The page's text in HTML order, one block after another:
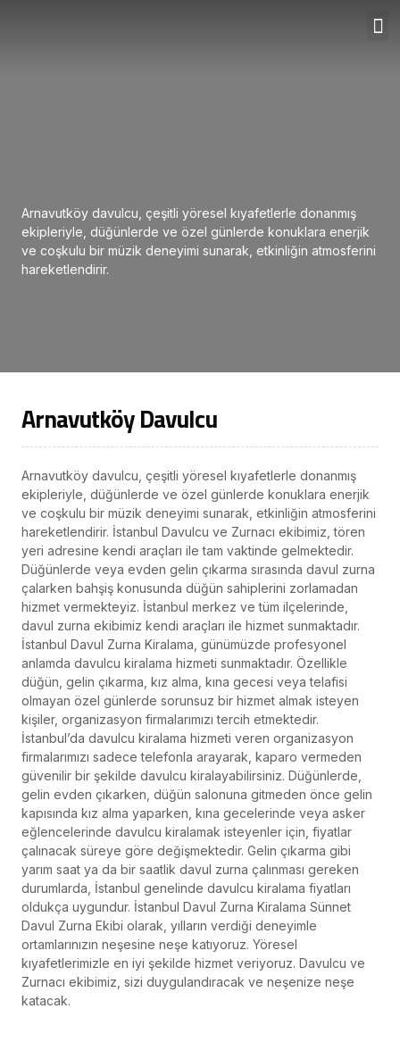
Arnavutköy davulcu, çeşitli yöresel kıyafetlerle donanmış
ekipleriyle, düğünlerde ve özel günlerde konuklara enerjik
ve coşkulu bir müzik deneyimi sunarak, etkinliğin atmosferini
hareketlendirir.
Arnavutköy Davulcu
Arnavutköy davulcu, çeşitli yöresel kıyafetlerle donanmış
ekipleriyle, düğünlerde ve özel günlerde konuklara enerjik
ve coşkulu bir müzik deneyimi sunarak, etkinliğin atmosferini
hareketlendirir. İstanbul Davulcu ve Zurnacı ekibimiz, tören
yeri adresine kendi araçları ile tam vaktinde gelmektedir.
Düğünlerde veya evden gelin çıkarma sırasında davul zurna
çalarken bahşiş konusunda düğün sahiplerini zorlamadan
hizmet vermekteyiz. İstanbul merkez ve tüm ilçelerinde,
davul zurna ekibimiz kendi araçları ile hizmet sunmaktadır.
İstanbul Davul Zurna Kiralama, günümüzde profesyonel
anlamda davulcu kiralama hizmeti sunmaktadır. Özellikle
düğün, gelin çıkarma, kız alma, kına gecesi veya telafisi
olmayan özel günlerde sorunsuz bir hizmet almak isteyen
kişiler, organizasyon firmalarımızı tercih etmektedir.
İstanbul’da davulcu kiralama hizmeti veren organizasyon
firmalarımızı sadece telefonla arayarak, kaparo vermeden
güvenilir bir şekilde davulcu kiralayabilirsiniz. Düğünlerde,
gelin evden çıkarken, düğün salonuna gitmeden önce gelin
kapısında kız alma yaparken, kına gecelerinde veya asker
eğlencelerinde davulcu kiralamak isteyenler için, fiyatlar
çalınacak süreye göre değişmektedir. Gelin çıkarma gibi
yarım saat ya da bir saatlik davul zurna çalınması gereken
durumlarda, İstanbul genelinde davulcu kiralama fiyatları
oldukça uygundur. İstanbul Davul Zurna Kiralama Sünnet
Davul Zurna Ekibi olarak, yılların verdiği deneyimle
ortamlarınızın neşesine neşe katıyoruz. Yöresel
kıyafetlerimizle en iyi şekilde hizmet veriyoruz. Davulcu ve
Zurnacı ekibimiz, sizi duygulandıracak ve neşenize neşe
katacak.